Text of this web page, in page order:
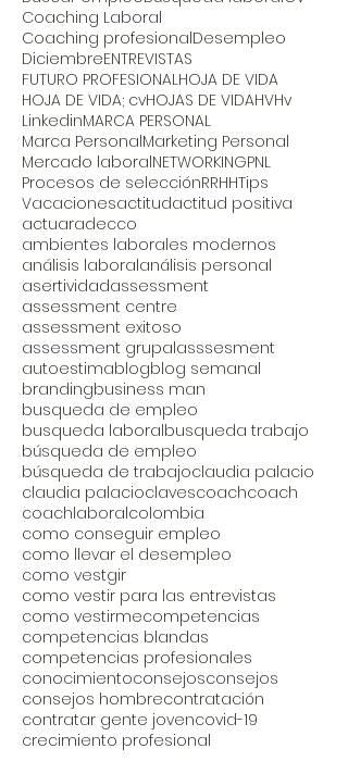
Coaching Laboral
Coaching profesionalDesempleo
DiciembreENTREVISTAS
FUTURO PROFESIONALHOJA DE VIDA
HOJA DE VIDA; cvHOJAS DE VIDAHVHv
LinkedinMARCA PERSONAL
Marca PersonalMarketing Personal
Mercado laboralNETWORKINGPNL
Procesos de selecciónRRHHTips
Vacacionesactitudactitud positiva
actuaradecco
ambientes laborales modernos
análisis laboralanálisis personal
asertividadassessment
assessment centre
assessment exitoso
assessment grupalasssesment
autoestimablogblog semanal
brandingbusiness man
busqueda de empleo
busqueda laboralbusqueda trabajo
búsqueda de empleo
búsqueda de trabajoclaudia palacio
claudia palacioclavescoachcoach
coachlaboralcolombia
como conseguir empleo
como llevar el desempleo
como vestgir
como vestir para las entrevistas
como vestirmecompetencias
competencias blandas
competencias profesionales
conocimientoconsejosconsejos
consejos hombrecontratación
contratar gente jovencovid-19
crecimiento profesional